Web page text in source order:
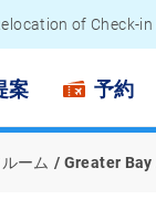
of Check-
to Passengers
案 予約
ーム Greater